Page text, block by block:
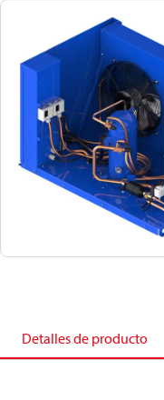
Detalles de producto